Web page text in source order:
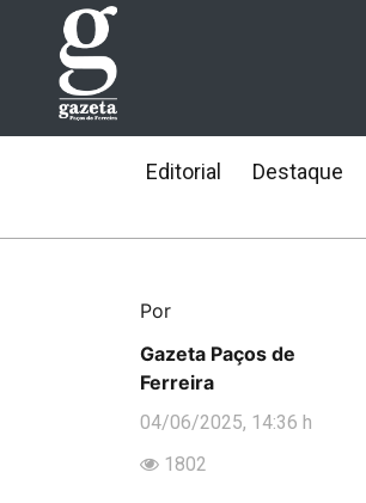
Editorial Destaque
Por
Gazeta Paços de
Ferreira
04/06/2025, 14:36 h
1802